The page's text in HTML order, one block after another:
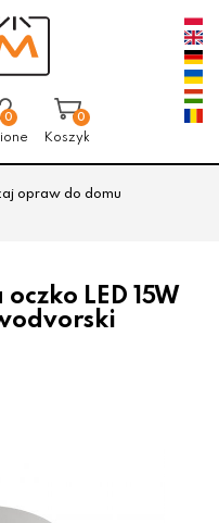
0 0
Koszyk
opraw do domu
LED 15W